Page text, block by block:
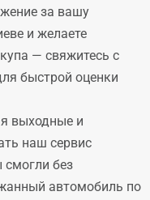
за вашу
и желаете
— свяжитесь с
быстрой оценки
выходные и
наш сервис
без
автомобиль по